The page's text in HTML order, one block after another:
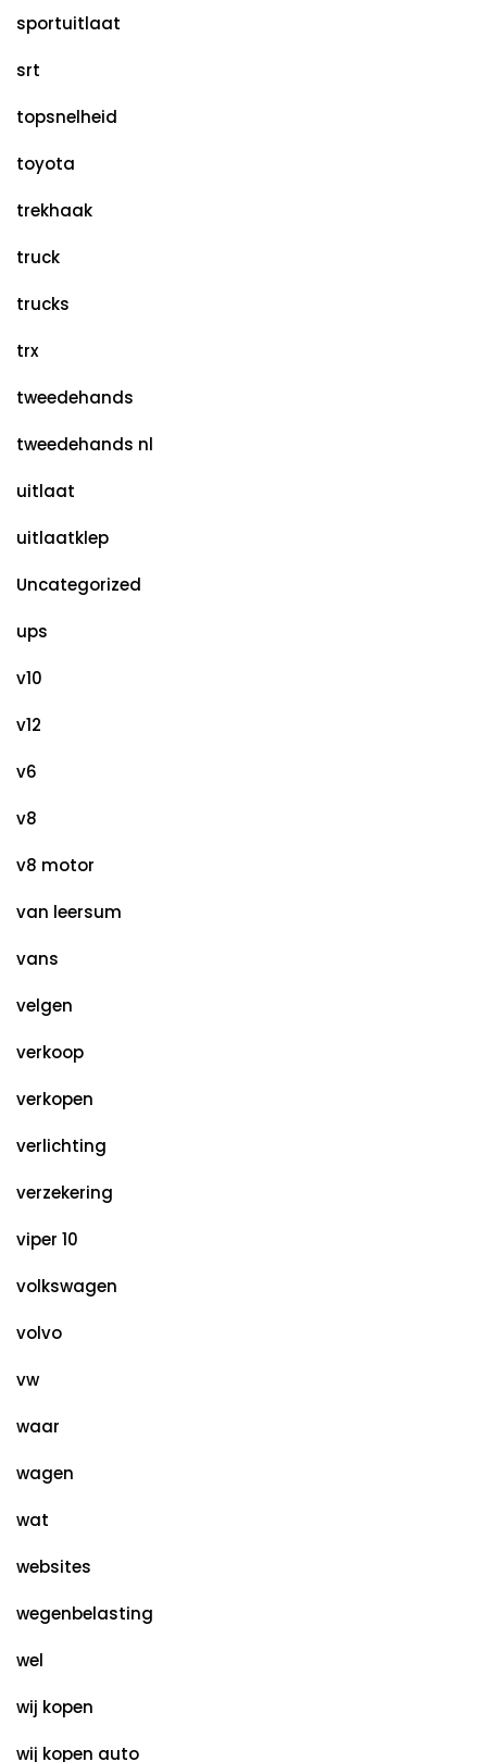
sportuitlaat
srt
topsnelheid
toyota
trekhaak
truck
trucks
trx
tweedehands
tweedehands nl
uitlaat
uitlaatklep
Uncategorized
ups
v10
v12
v6
v8
v8 motor
van leersum
vans
velgen
verkoop
verkopen
verlichting
verzekering
viper 10
volkswagen
volvo
vw
waar
wagen
wat
websites
wegenbelasting
wel
wij kopen
wij kopen auto